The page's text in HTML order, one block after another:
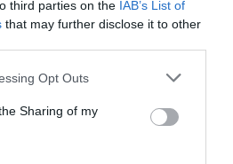
third parties on the IAB’s List of
that may further disclose it to other
Opt Outs
Sharing of my